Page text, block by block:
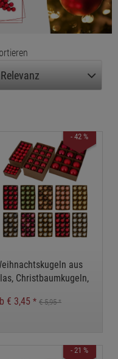
- 42 %
aus
Christbaumkugeln,
€ 3,45 * € 5,95*
- 21 %